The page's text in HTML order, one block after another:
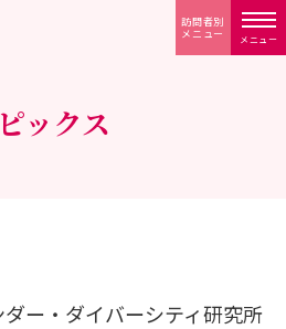
メニュー
訪問者別
メニュー
ックス
ダー・ダイバーシティ研究所